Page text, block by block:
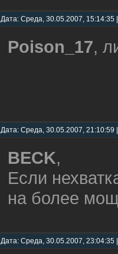
Дата: Среда, 30.05.2007,
Poison_17,
Дата: Среда, 30.05.2007,
BECK,
Если
на более
Дата: Среда, 30.05.2007,